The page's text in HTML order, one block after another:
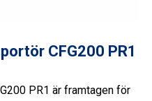
CFG200 PR1
PR1 är framtagen för